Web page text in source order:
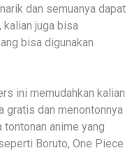
dan semuanya dapat
juga bisa
bisa digunakan
ini memudahkan kalian
gratis dan menontonnya
anime yang
Boruto, One Piece